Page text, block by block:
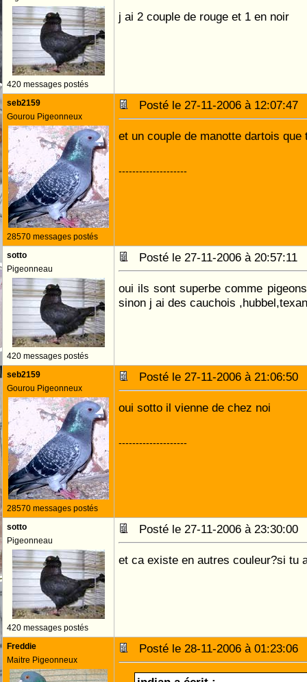
420 messages postés
j ai 2 couple de rouge et 1 en noir
seb2159
Gourou Pigeonneux
28570 messages postés
Posté le 27-11-2006 à
et un couple de manotte dartois que
--------------------
sotto
Pigeonneau
420 messages postés
Posté le 27-11-2006 à 20:57:11
oui ils sont superbe comme
sinon j ai des cauchois
seb2159
Gourou Pigeonneux
28570 messages postés
Posté le 27-11-2006 à
oui sotto il vienne de chez noi
--------------------
sotto
Pigeonneau
420 messages postés
Posté le 27-11-2006 à
et ca existe en autres couleur?si tu
Freddie
Maitre Pigeonneux
Posté le 28-11-2006 à